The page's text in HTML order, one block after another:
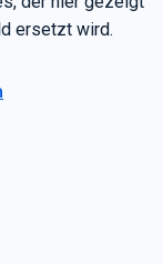
der hier gezeigt